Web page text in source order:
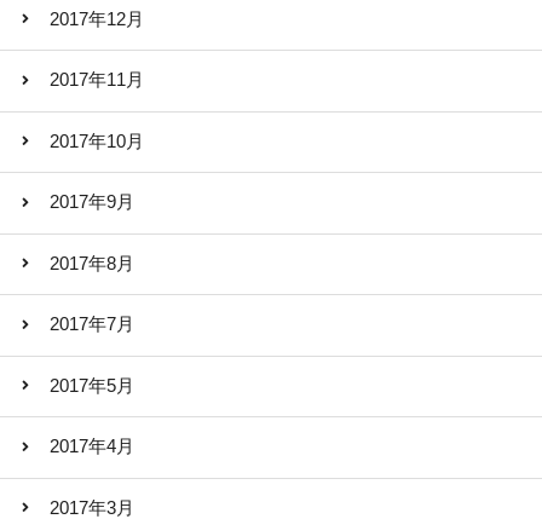
2017年12月
2017年11月
2017年10月
2017年9月
2017年8月
2017年7月
2017年5月
2017年4月
2017年3月